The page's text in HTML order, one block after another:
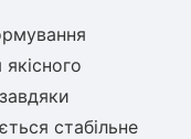
стабільне